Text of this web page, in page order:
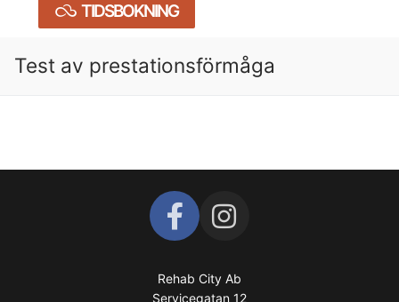
TIDSBOKNING
Test av prestationsförmåga
Rehab City Ab
Servicegatan 12